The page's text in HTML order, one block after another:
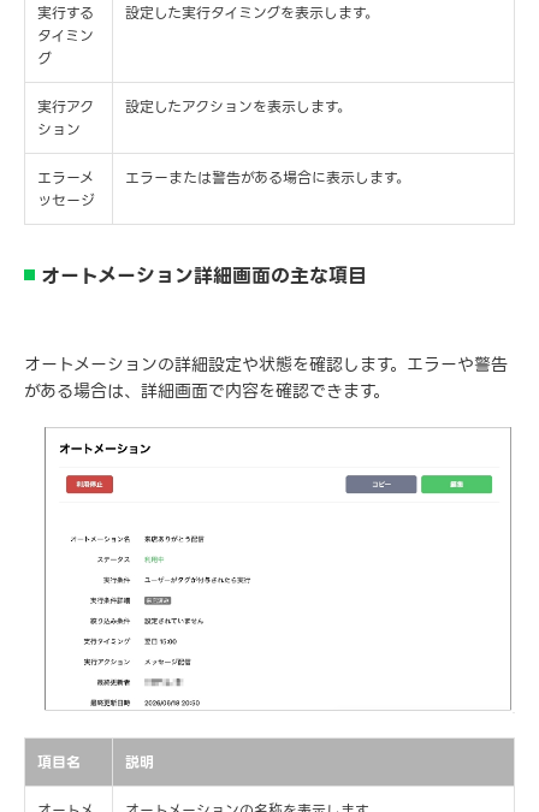
実行する
タイミン
グ
設定した実行タイミングを表示します。
実行アク
ション
設定したアクションを表示します。
エラーメ
ッセージ
エラーまたは警告がある場合に表示します。
オートメーション詳細画面の主な項目
オートメーションの詳細設定や状態を確認します。エラーや警告
がある場合は、詳細画面で内容を確認できます。
項目名 説明